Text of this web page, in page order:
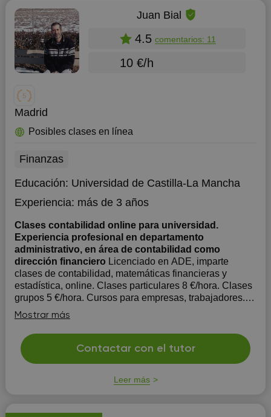
Juan Bial
4.5 comentarios: 11
10 €/h
Madrid
Posibles clases en línea
Finanzas
Educación: Universidad de Castilla-La Mancha
Experiencia: más de 3 años
Clases contabilidad online para universidad.
Experiencia profesional en departamento
administrativo, en área de contabilidad como
dirección financiero Licenciado en ADE, imparte
clases de contabilidad, matemáticas financieras y
estadística, online. Clases particulares 8 €/hora. Clases
grupos 5 €/hora. Cursos para empresas, trabajadores.
Realización de ejercicios prácticos, creo que es el único
método eficaz para avanzar en la asignatura.
Mostrar más
Contactar con el tutor
Leer más